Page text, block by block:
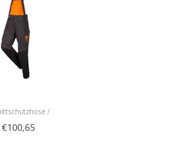
/
Sip 1RG1 |
€100,65